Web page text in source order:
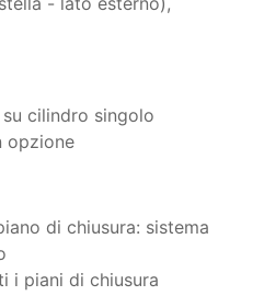
cilindro singolo
opzione
di chiusura: sistema
i piani di chiusura